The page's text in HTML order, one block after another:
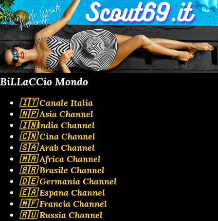
BiLLaCCio Mondo
🇮🇹 Canale Italia
🇳🇵 Asia Channel
🇮🇳India Channel
🇨🇳 Cina Channel
🇸🇦 Arab Channel
🇲🇦 Africa Channel
🇧🇷 Brasile Channel
🇩🇪 Germania Channel
🇪🇦 Espana Channel
🇲🇫 Francia Channel
🇷🇺 Russia Channel